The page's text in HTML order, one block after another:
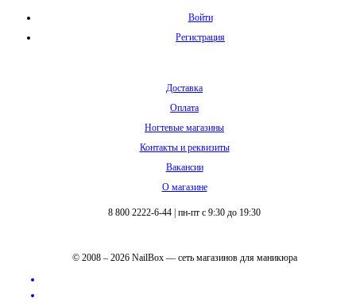
Войти
Регистрация
Доставка
Оплата
Ногтевые магазины
Контакты и реквизиты
Вакансии
О магазине
8 800 2222-6-44 пн-пт с 9:30 до 19:30
© 2008 – 2026 NailBox — сеть магазинов для маникюра